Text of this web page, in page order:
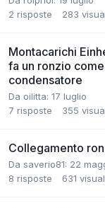
2 risposte 283
Montacarichi
fa un ronzio
condensatore
Da oilitta: 17 luglio
7 risposte 355
Collegamento
Da saverio81: 22
8 risposte 631